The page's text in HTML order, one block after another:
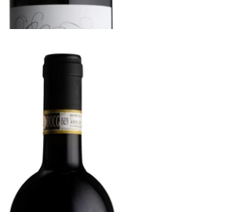
ラザーズ&ラッド・ブルネッロ・
ーノ、ラ・マージャ
750ml
カートに追加する